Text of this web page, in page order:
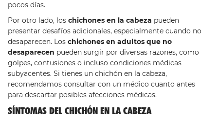
pocos días.
Por otro lado, los chichones en la cabeza pueden
presentar desafíos adicionales, especialmente cuando no
desaparecen. Los chichones en adultos que no
desaparecen pueden surgir por diversas razones, como
golpes, contusiones o incluso condiciones médicas
subyacentes. Si tienes un chichón en la cabeza,
recomendamos consultar con un médico cuanto antes
para descartar posibles afecciones médicas.
SÍNTOMAS DEL CHICHÓN EN LA CABEZA